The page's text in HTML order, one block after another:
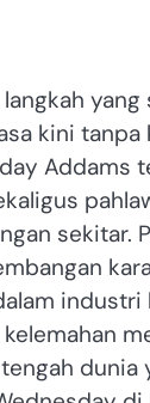
kini tanpa
Addams
sekitar.
dunia